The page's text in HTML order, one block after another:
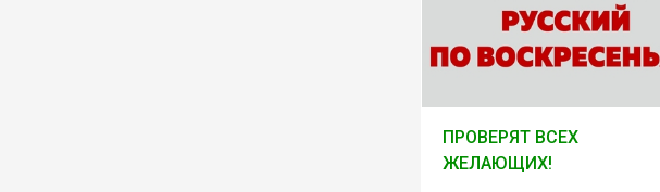
ПРОВЕРЯТ ВСЕХ
ЖЕЛАЮЩИХ!